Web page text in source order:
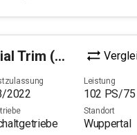
(EURO 6d)
2022
Leistung
102 PS/75
Standort
Wuppertal